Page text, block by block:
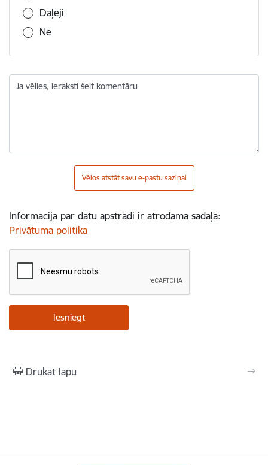
Daļēji
Nē
Ja vēlies, ieraksti šeit komentāru
Vēlos atstāt savu e-pastu saziņai
Informācija par datu apstrādi ir atrodama sadaļā:
Privātuma politika
Drukāt lapu